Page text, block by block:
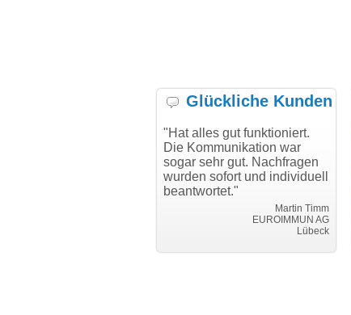
Glückliche Kunden
"Hat alles gut funktioniert.
Die Kommunikation war
sogar sehr gut. Nachfragen
wurden sofort und individuell
beantwortet."
Martin Timm
EUROIMMUN AG
Lübeck